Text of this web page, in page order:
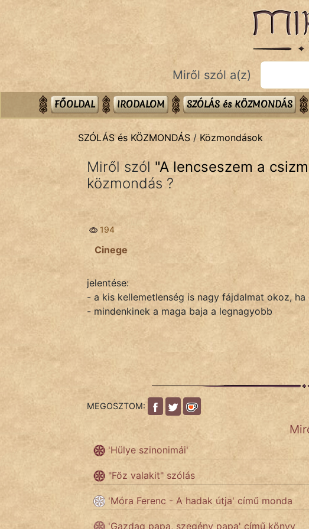
Bibliai
Közmondások
Szóláscsoportok
KÖZMONDÁS
FILM
Miről szól a(z)
FŐOLDAL IRODALOM SZÓLÁS és KÖZMONDÁS
SZÓLÁS és KÖZMONDÁS / Közmondások
Miről szól "A lencseszem a
közmondás ?
194
Cinege
jelentése:
- a kis kellemetlenség is nagy fájdalmat okoz,
- mindenkinek a maga baja a legnagyobb
MEGOSZTOM:
'Hülye szinonimái'
"Főz valakit" szólás
'Móra Ferenc - A hadak útja' című monda
'Gazdag papa, szegény papa' című könyv